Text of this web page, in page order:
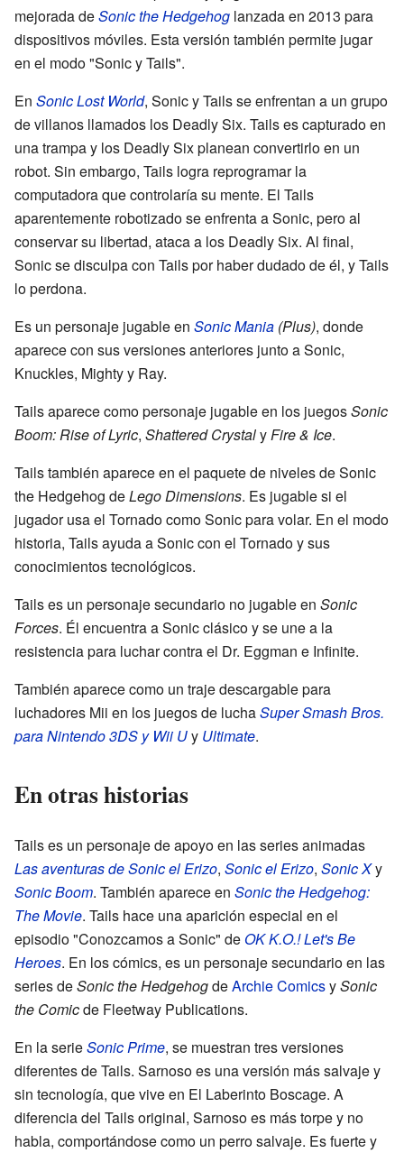
mejorada deSonic the Hedgehog lanzada en 2013 para
dispositivos móviles. Esta versión también permite jugar
en el modo "Sonic y Tails".
En Sonic Lost World, Sonic y Tails se enfrentan a un grupo
de villanos llamados los Deadly Six. Tails es capturado en
una trampa y los Deadly Six planean convertirlo en un
robot. Sin embargo, Tails logra reprogramar la
computadora que controlaría su mente. El Tails
aparentemente robotizado se enfrenta a Sonic, pero al
conservar su libertad, ataca a los Deadly Six. Al final,
Sonic se disculpa con Tails por haber dudado de él, y Tails
lo perdona.
Es un personaje jugable en Sonic Mania (Plus), donde
aparece con sus versiones anteriores junto a Sonic,
Knuckles, Mighty y Ray.
Tails aparece como personaje jugable en los juegosSonic
Boom: Rise of Lyric, Shattered CrystalyFire & Ice.
Tails también aparece en el paquete de niveles de Sonic
the Hedgehog deLego Dimensions. Es jugable si el
jugador usa el Tornado como Sonic para volar. En el modo
historia, Tails ayuda a Sonic con el Tornado y sus
conocimientos tecnológicos.
Tails es un personaje secundario no jugable en Sonic
Forces. Él encuentra a Sonic clásico y se une a la
resistencia para luchar contra el Dr. Eggman e Infinite.
También aparece como un traje descargable para
luchadores Mii en los juegos de luchaSuper Smash Bros.
para Nintendo 3DS y Wii Uy Ultimate.
En otras historias
Tails es un personaje de apoyo en las series animadas
Las aventuras de Sonic el Erizo, Sonic el Erizo, Sonic Xy
Sonic Boom. También aparece en Sonic the Hedgehog:
The Movie. Tails hace una aparición especial en el
episodio "Conozcamos a Sonic" deOK K.O.! Let's Be
Heroes. En los cómics, es un personaje secundario en las
series deSonic the HedgehogdeArchie ComicsySonic
the Comicde Fleetway Publications.
En la serieSonic Prime, se muestran tres versiones
diferentes de Tails. Sarnoso es una versión más salvaje y
sin tecnología, que vive en El Laberinto Boscage. A
diferencia del Tails original, Sarnoso es más torpe y no
habla, comportándose como un perro salvaje. Es fuerte y